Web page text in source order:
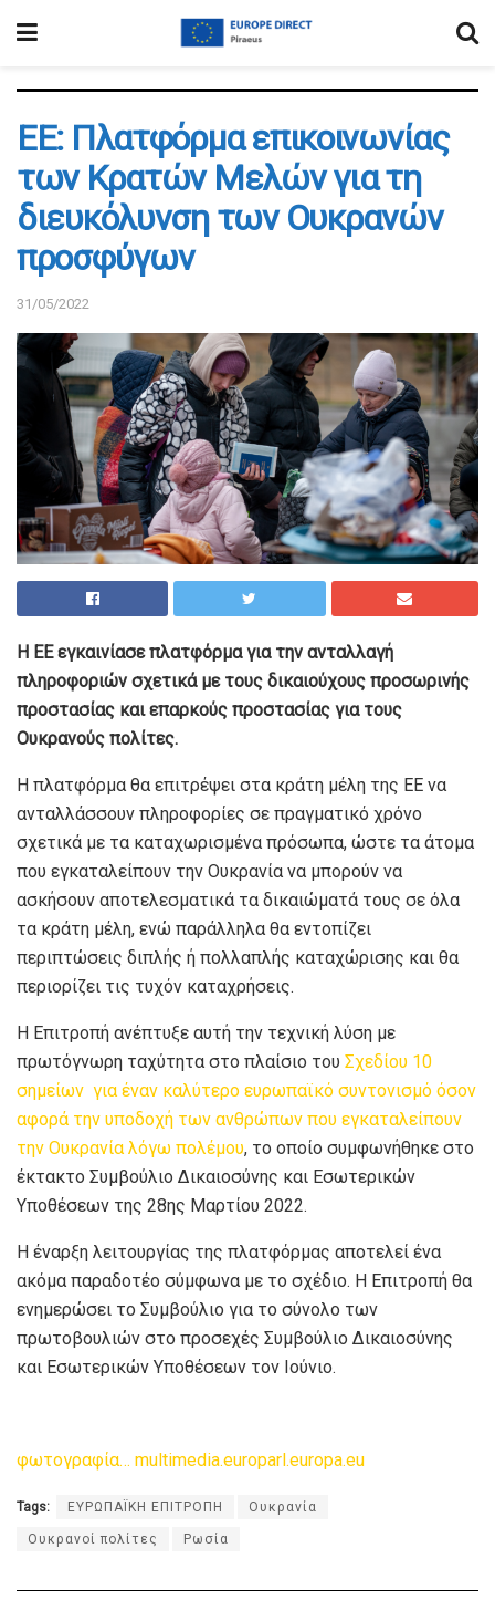
ΕΕ: Πλατφόρμα επικοινωνίας
των Κρατών Μελών για τη
διευκόλυνση των Ουκρανών
προσφύγων
31/05/2022
H EE εγκαινίασε πλατφόρμα για την ανταλλαγή
πληροφοριών σχετικά με τους δικαιούχους προσωρινής
προστασίας και επαρκούς προστασίας για τους
Ουκρανούς πολίτες.
Η πλατφόρμα θα επιτρέψει στα κράτη μέλη της ΕΕ να
ανταλλάσσουν πληροφορίες σε πραγματικό χρόνο
σχετικά με τα καταχωρισμένα πρόσωπα, ώστε τα άτομα
που εγκαταλείπουν την Ουκρανία να μπορούν να
ασκήσουν αποτελεσματικά τα δικαιώματά τους σε όλα
τα κράτη μέλη, ενώ παράλληλα θα εντοπίζει
περιπτώσεις διπλής ή πολλαπλής καταχώρισης και θα
περιορίζει τις τυχόν καταχρήσεις.
Η Επιτροπή ανέπτυξε αυτή την τεχνική λύση με
πρωτόγνωρη ταχύτητα στο πλαίσιο του Σχεδίου 10
σημείων για έναν καλύτερο ευρωπαϊκό συντονισμό όσον
αφορά την υποδοχή των ανθρώπων που εγκαταλείπουν
την Ουκρανία λόγω πολέμου, το οποίο συμφωνήθηκε στο
έκτακτο Συμβούλιο Δικαιοσύνης και Εσωτερικών
Υποθέσεων της 28ης Μαρτίου 2022.
Η έναρξη λειτουργίας της πλατφόρμας αποτελεί ένα
ακόμα παραδοτέο σύμφωνα με το σχέδιο. Η Επιτροπή θα
ενημερώσει το Συμβούλιο για το σύνολο των
πρωτοβουλιών στο προσεχές Συμβούλιο Δικαιοσύνης
και Εσωτερικών Υποθέσεων τον Ιούνιο.
φωτογραφία… multimedia.europarl.europa.eu
Tags: ΕΥΡΩΠΑΪΚΗ ΕΠΙΤΡΟΠΗ Ουκρανία
Ουκρανοί πολίτες Ρωσία